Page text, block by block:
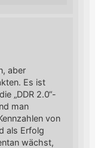
aber
Es ist
„DDR 2.0“-
man
von
als Erfolg
wächst,